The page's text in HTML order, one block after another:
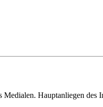
Hauptanliegen des